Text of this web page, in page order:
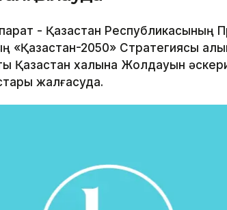
- Қазақстан Республикасының
«Қазақстан-2050» Стратегиясы
Қазақстан халқына Жолдауын
жалғасуда.